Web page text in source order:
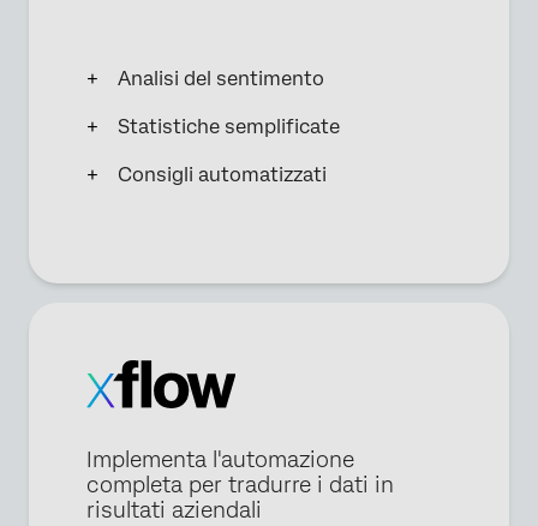
Analisi del sentimento
Statistiche semplificate
Consigli automatizzati
Implementa l'automazione
completa per tradurre i dati in
risultati aziendali